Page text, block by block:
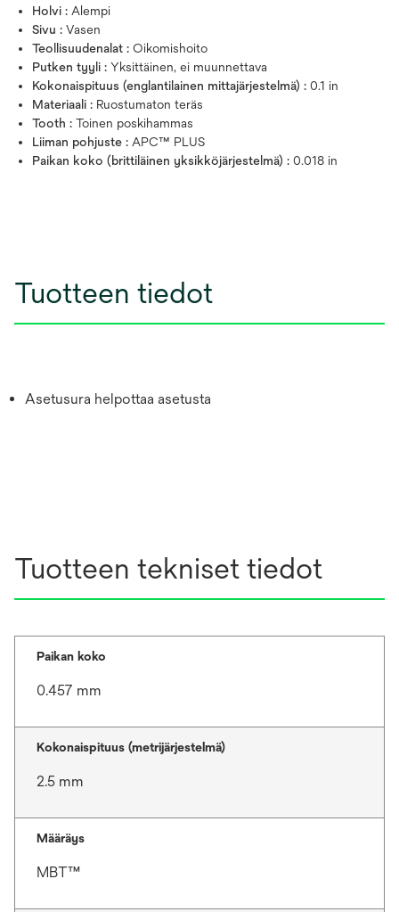
Holvi : Alempi
Sivu : Vasen
Teollisuudenalat : Oikomishoito
Putken tyyli : Yksittäinen, ei muunnettava
Kokonaispituus (englantilainen mittajärjestelmä) : 0.1 in
Materiaali : Ruostumaton teräs
Tooth : Toinen poskihammas
Liiman pohjuste : APC™ PLUS
Paikan koko (brittiläinen yksikköjärjestelmä) : 0.018 in
Tuotteen tiedot
Asetusura helpottaa asetusta
Tuotteen tekniset tiedot
Paikan koko
0.457 mm
Kokonaispituus (metrijärjestelmä)
2.5 mm
Määräys
MBT™